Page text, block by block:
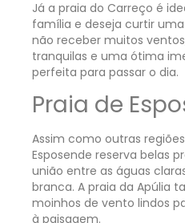
Já a praia do Carreço é
família e deseja curtir
não receber muitos
tranquilas e uma ótima
perfeita para passar o dia.
Praia de
Assim como outras
Esposende reserva belas
união entre as águas
branca. A praia da Apúlia
moinhos de vento lindos
à paisagem.